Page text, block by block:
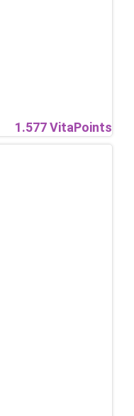
1.577 VitaPoints